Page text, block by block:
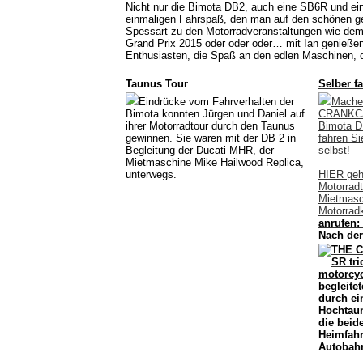
Nicht nur die Bimota DB2, auch eine SB6R und
einmaligen Fahrspaß, den man auf den schönen
Spessart zu den Motorradveranstaltungen wie
Grand Prix 2015 oder oder oder… mit Ian
Enthusiasten, die Spaß an den edlen Maschinen,
Taunus Tour
Eindrücke vom Fahrverhalten der
Bimota konnten Jürgen und Daniel auf
ihrer Motorradtour durch den Taunus
gewinnen. Sie waren mit der DB 2 in
Begleitung der Ducati MHR, der
Mietmaschine Mike Hailwood Replica,
unterwegs.
Selber
Bimota
fahren
selbst!
HIER
anrufen:
Nach
durch
die